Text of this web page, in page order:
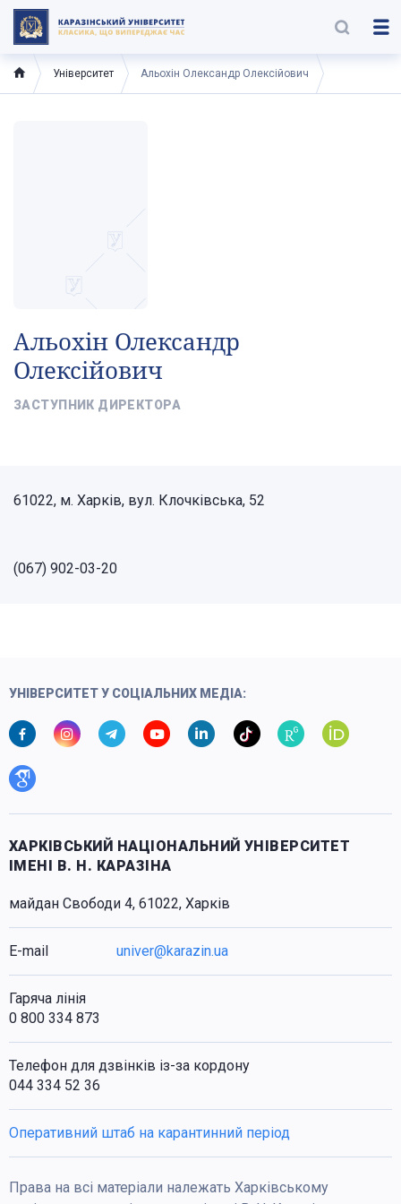
Університет Альохін Олександр Олексійович
Альохін Олександр
Олексійович
ЗАСТУПНИК ДИРЕКТОРА
61022, м. Харків, вул. Клочківська, 52
(067) 902-03-20
УНІВЕРСИТЕТ У СОЦІАЛЬНИХ МЕДІА:
ХАРКІВСЬКИЙ НАЦІОНАЛЬНИЙ УНІВЕРСИТЕТ
ІМЕНІ В. Н. КАРАЗІНА
майдан Свободи 4, 61022, Харків
E-mail univer@karazin.ua
Гаряча лінія
0 800 334 873
Телефон для дзвінків із-за кордону
044 334 52 36
Оперативний штаб на карантинний період
Права на всі матеріали належать Харківському